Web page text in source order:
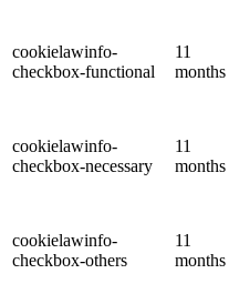
cookielawinfo-
checkbox-functional
11
months
cookielawinfo-
checkbox-necessary
11
months
cookielawinfo-
checkbox-others
11
months